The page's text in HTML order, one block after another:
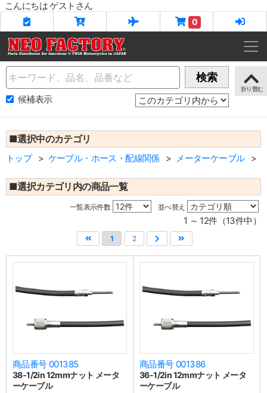
こんにちは ゲストさん
0
Name 検索
候補表示
■選択中のカテゴリ
トップ ケーブル・ホース・配線関係 メーターケーブル
■選択カテゴリ内の商品一覧
一覧表示件数 並べ替え
1 ～ 12件（13件中）
1 2
商品番号 001385
38-1/2in 12mmナット メータ
ーケーブル
商品番号 001386
36-1/2in 12mmナット メータ
ーケーブル